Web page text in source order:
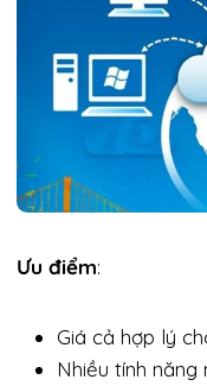
Ưu điểm:
Giá cả hợp lý
Nhiều tính